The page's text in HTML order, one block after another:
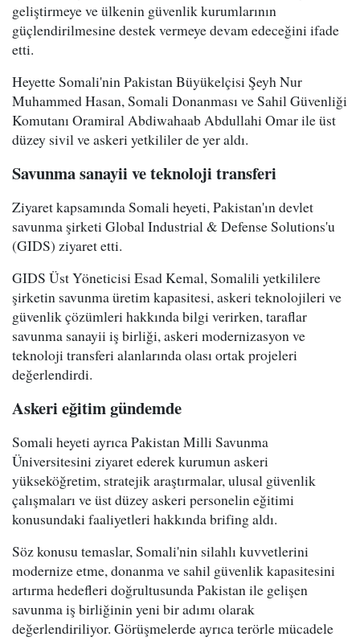
geliştirmeye ve ülkenin güvenlik kurumlarının
güçlendirilmesine destek vermeye devam edeceğini ifade
etti.
Heyette Somali'nin Pakistan Büyükelçisi Şeyh Nur
Muhammed Hasan, Somali Donanması ve Sahil Güvenliği
Komutanı Oramiral Abdiwahaab Abdullahi Omar ile üst
düzey sivil ve askeri yetkililer de yer aldı.
Savunma sanayii ve teknoloji transferi
Ziyaret kapsamında Somali heyeti, Pakistan'ın devlet
savunma şirketi Global Industrial & Defense Solutions'u
(GIDS) ziyaret etti.
GIDS Üst Yöneticisi Esad Kemal, Somalili yetkililere
şirketin savunma üretim kapasitesi, askeri teknolojileri ve
güvenlik çözümleri hakkında bilgi verirken, taraflar
savunma sanayii iş birliği, askeri modernizasyon ve
teknoloji transferi alanlarında olası ortak projeleri
değerlendirdi.
Askeri eğitim gündemde
Somali heyeti ayrıca Pakistan Milli Savunma
Üniversitesini ziyaret ederek kurumun askeri
yükseköğretim, stratejik araştırmalar, ulusal güvenlik
çalışmaları ve üst düzey askeri personelin eğitimi
konusundaki faaliyetleri hakkında brifing aldı.
Söz konusu temaslar, Somali'nin silahlı kuvvetlerini
modernize etme, donanma ve sahil güvenlik kapasitesini
artırma hedefleri doğrultusunda Pakistan ile gelişen
savunma iş birliğinin yeni bir adımı olarak
değerlendiriliyor. Görüşmelerde ayrıca terörle mücadele